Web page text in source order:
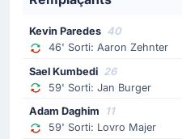
70'
Changement de
Yannick Gerhardt
Jesper Lindstrom
remplace Yannick
changement de la partie
Kevin Paredes 40
46' Sorti: Aaron Zehnter
Sael Kumbedi 26
59' Sorti: Jan Burger
Adam Daghim
11
59' Sorti: Lovro Majer